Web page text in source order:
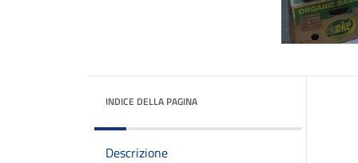
INDICE DELLA PAGINA
Descrizione